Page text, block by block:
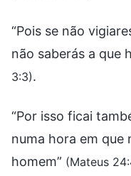
“Pois se não
não saberás a que
3:3).
“Por isso ficai
numa hora em que
homem” (Mateus